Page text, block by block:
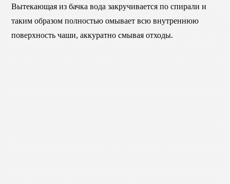
Вытекающая из бачка вода закручивается по спирали и
таким образом полностью омывает всю внутреннюю
поверхность чаши, аккуратно смывая отходы.